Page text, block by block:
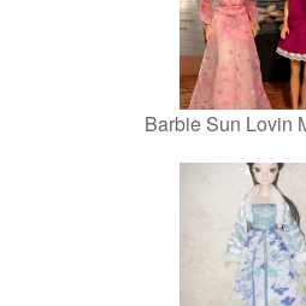
Barbie Sun Lovin